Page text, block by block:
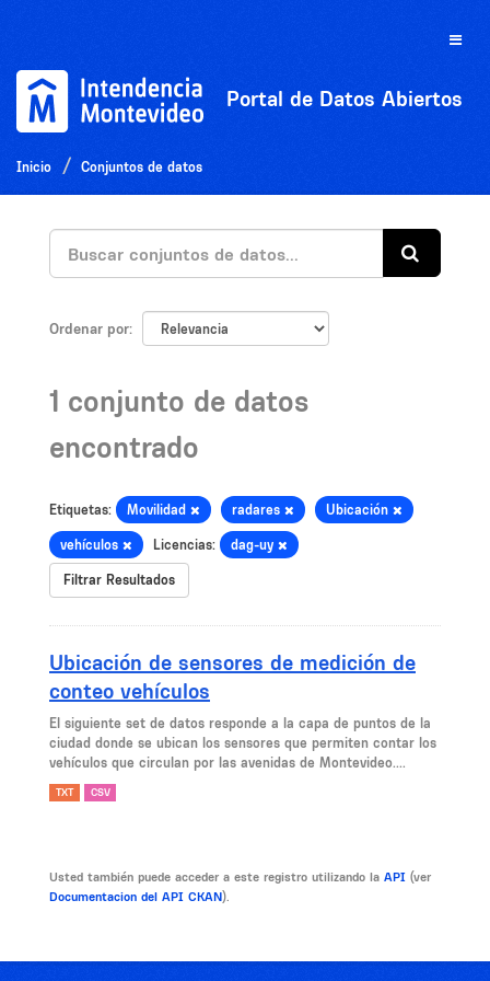
Toggle
Portal de Datos Abiertos
Inicio Conjuntos de datos
Ordenar por
1 conjunto de datos
encontrado
Etiquetas: Movilidad radares Ubicación
vehículos Licencias: dag-uy
Filtrar Resultados
Ubicación de sensores de medición de
conteo vehículos
El siguiente set de datos responde a la capa de puntos de la
ciudad donde se ubican los sensores que permiten contar los
vehículos que circulan por las avenidas de Montevideo....
TXT CSV
Usted también puede acceder a este registro utilizando la API (ver
Documentacion del API CKAN).